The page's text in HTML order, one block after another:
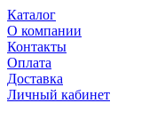
Каталог
О компании
Контакты
Оплата
Доставка
Личный кабинет